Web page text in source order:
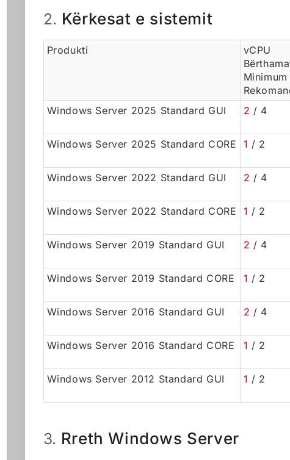
2. Kërkesat e sistemit
Produkti
vCPU
Windows Server 2025 Standard GUI
2 / 4
Windows Server 2025 Standard CORE
1 / 2
Windows Server 2022 Standard GUI
2 / 4
Windows Server 2022 Standard CORE
1 / 2
Windows Server 2019 Standard GUI
2 / 4
Windows Server 2019 Standard CORE
1 / 2
Windows Server 2016 Standard GUI
2 / 4
Windows Server 2016 Standard CORE
1 / 2
Windows Server 2012 Standard GUI
1 / 2
3. Rreth Windows Server